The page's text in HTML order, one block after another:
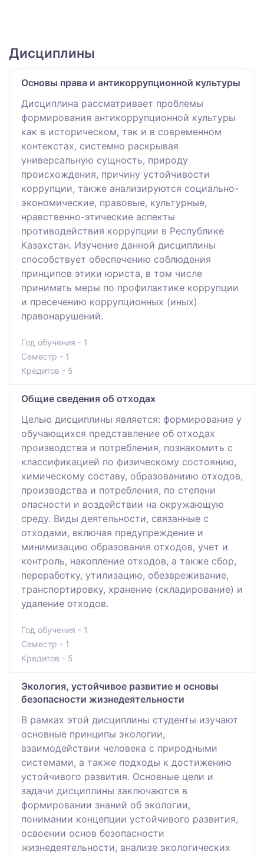
Дисциплины
Основы права и антикоррупционной культуры
Дисциплина рассматривает проблемы
формирования антикоррупционной культуры
как в историческом, так и в современном
контекстах, системно раскрывая
универсальную сущность, природу
происхождения, причину устойчивости
коррупции, также анализируются социально-
экономические, правовые, культурные,
нравственно-этические аспекты
противодействия коррупции в Республике
Казахстан. Изучение данной дисциплины
способствует обеспечению соблюдения
принципов этики юриста, в том числе
принимать меры по профилактике коррупции
и пресечению коррупционных (иных)
правонарушений.
Год обучения - 1
Семестр - 1
Кредитов - 5
Общие сведения об отходах
Целью дисциплины является: формирование у
обучающихся представление об отходах
производства и потребления, познакомить с
классификацией по физическому состоянию,
химическому составу, образованиию отходов,
производства и потребления, по степени
опасности и воздействии на окружающую
среду. Виды деятельности, связанные с
отходами, включая предупреждение и
минимизацию образования отходов, учет и
контроль, накопление отходов, а также сбор,
переработку, утилизацию, обезвреживание,
транспортировку, хранение (складирование) и
удаление отходов.
Год обучения - 1
Семестр - 1
Кредитов - 5
Экология, устойчивое развитие и основы
безопасности жизнедеятельности
В рамках этой дисциплины студенты изучают
основные принципы экологии,
взаимодействии человека с природными
системами, а также подходы к достижению
устойчивого развития. Основные цели и
задачи дисциплины заключаются в
формировании знаний об экологии,
понимании концепции устойчивого развития,
освоении основ безопасности
жизнедеятельности, анализе экологических